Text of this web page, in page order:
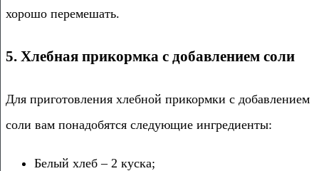
хорошо перемешать.
5. Хлебная прикормка с добавлением соли
Для приготовления хлебной прикормки с добавлением
соли вам понадобятся следующие ингредиенты:
Белый хлеб – 2 куска;